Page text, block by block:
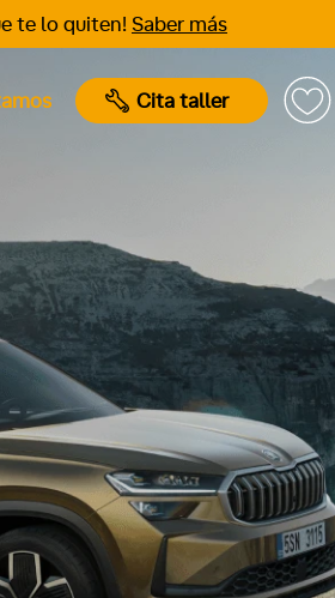
te lo quiten! Saber más
Cita taller